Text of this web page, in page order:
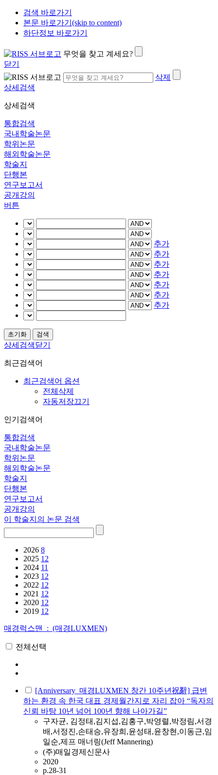
검색 바로가기
본문 바로가기(skip to content)
하단정보 바로가기
무엇을 찾고 계세요?
닫기
삭제
상세검색
상세검색
통합검색
국내학술논문
학위논문
해외학술논문
학술지
단행본
연구보고서
공개강의
버튼
추가
추가
추가
추가
추가
추가
추가
상세검색닫기
최근검색어
최근검색어 옵션
전체삭제
자동저장끄기
인기검색어
통합검색
국내학술논문
학위논문
해외학술논문
학술지
단행본
연구보고서
공개강의
이 학술지의 논문 검색
2026 8
2025 12
2024 11
2023 12
2022 12
2021 12
2020 12
2019 12
매경럭스맨 : (매경LUXMEN)
전체선택
[Anniversary_매경LUXMEN 창간 10주년祝辭] 급변
하는 환경 속 한국 대표 경제월간지로 자리 잡아 “독자의
신뢰 바탕 10년 넘어 100년 향해 나아가길”
구자균, 김정태,김지섭,김홍구,박영렬,박정림,서경
배,서정진,손태승,유장희,윤성태,윤창현,이동근,임
일순,제프 매너링(Jeff Mannering)
(주)매일경제신문사
2020
p.28-31